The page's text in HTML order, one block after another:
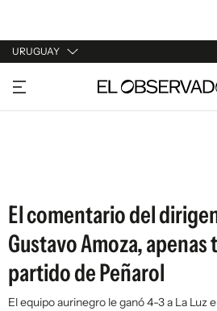
URUGUAY
URUGUAY
ARGENTINA
El comentario del
Gustavo Amoza,
partido de Peñarol
El equipo aurinegro le ganó 4-3 a La Luz